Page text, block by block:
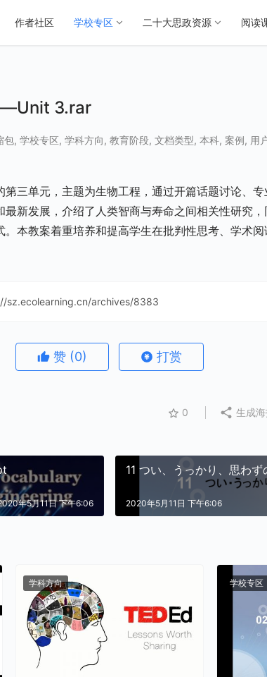
作者社区 学校专区 二十大思政资源 阅读
—Unit 3.rar
包, 学校专区, 学科方向, 教育阶段, 文档类型, 本科, 案例, 用
三单元，主题为生物工程，通过开篇话题讨论、
新发展，介绍了人类智商与寿命之间相关性研究
本教案着重培养和提高学生在批判性思考、学术
sz.ecolearning.cn/archives/8383
赞 (0) 打赏
0 生成海
年5月11日 下午6:06
11 つい、うっかり、思わ
2020年5月11日 下午6:06
学科方向 学校专区